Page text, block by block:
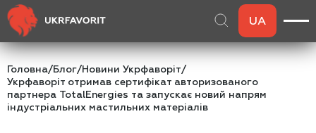
UA
Головна/Блог/Новини Укрфаворіт/
Укрфаворіт отримав сертифікат авторизованого
партнера TotalEnergies та запускає новий напрям
індустріальних мастильних матеріалів